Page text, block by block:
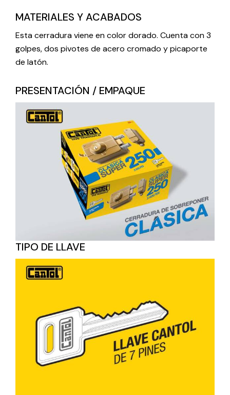
MATERIALES Y ACABADOS
Esta cerradura viene en color dorado. Cuenta con 3
golpes, dos pivotes de acero cromado y picaporte
de latón.
PRESENTACIÓN / EMPAQUE
TIPO DE LLAVE